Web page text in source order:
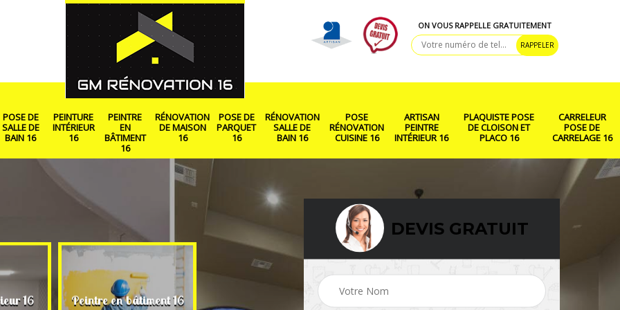
ON VOUS RAPPELLE GRATUITEMENT
POSE DE
SALLE DE
BAIN 16
PEINTURE
INTÉRIEUR
16
PEINTRE
EN
BÂTIMENT
16
RÉNOVATION
DE MAISON
16
POSE DE
PARQUET
16
RÉNOVATION
SALLE DE
BAIN 16
POSE
RÉNOVATION
CUISINE 16
ARTISAN
PEINTRE
INTÉRIEUR 16
PLAQUISTE POSE
DE CLOISON ET
PLACO 16
CARRELEUR
POSE DE
CARRELAGE 16
16 Peintre en bâtiment 16 Rénovation de maison Pose de parquet 16 Rénovation salle de
DEVIS GRATUIT